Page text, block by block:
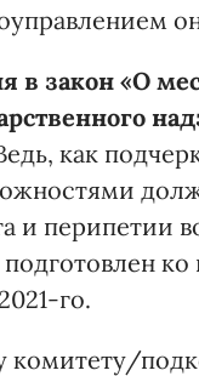
в закон «О
как
и перипетии
го.